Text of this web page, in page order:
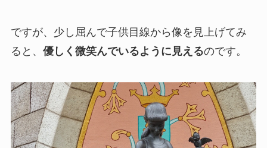
ですが、少し屈んで子供目線から像を見上げてみ
ると、 優しく微笑んでいるように見えるのです。